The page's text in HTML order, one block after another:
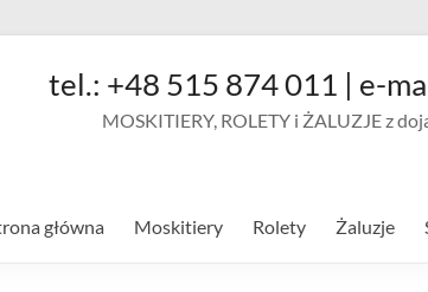
tel.: +48 515 874 011 | e-
MOSKITIERY, ROLETY i ŻALUZJE z
główna Moskitiery Rolety Żaluzje